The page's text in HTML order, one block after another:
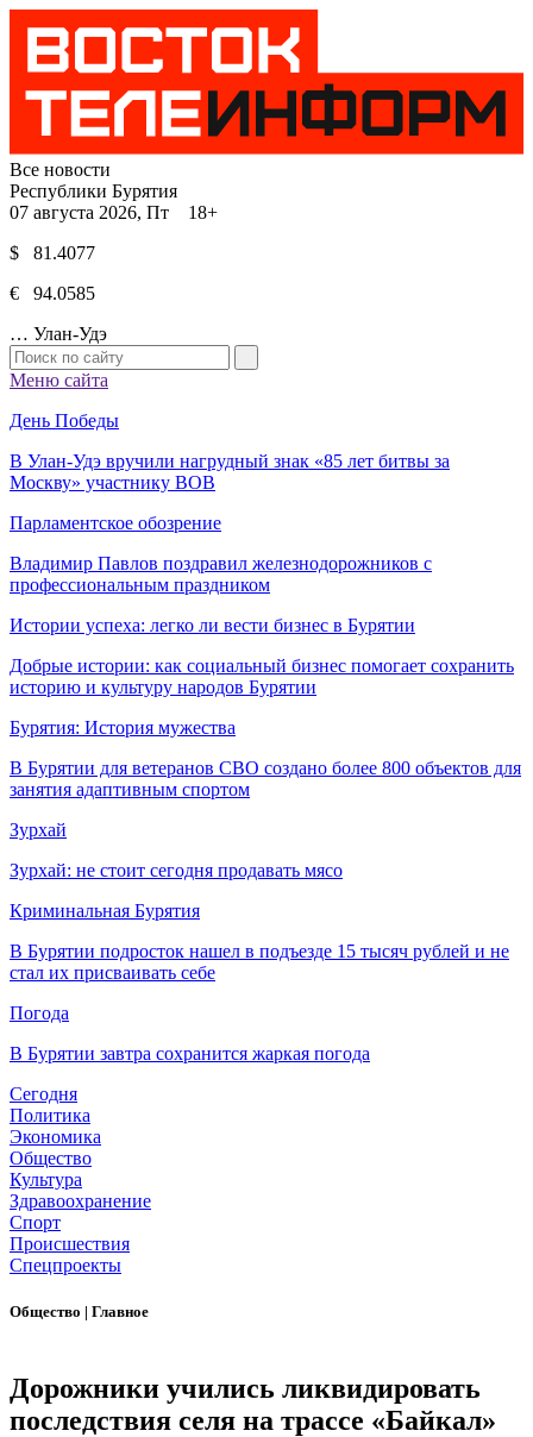
Все новости
Республики Бурятия
07 августа 2026, Пт 18+
$ 81.4077
€ 94.0585
… Улан-Удэ
Меню сайта
День Победы
В Улан-Удэ вручили нагрудный знак «85 лет битвы за
Москву» участнику ВОВ
Парламентское обозрение
Владимир Павлов поздравил железнодорожников с
профессиональным праздником
Истории успеха: легко ли вести бизнес в Бурятии
Добрые истории: как социальный бизнес помогает сохранить
историю и культуру народов Бурятии
Бурятия: История мужества
В Бурятии для ветеранов СВО создано более 800 объектов для
занятия адаптивным спортом
Зурхай
Зурхай: не стоит сегодня продавать мясо
Криминальная Бурятия
В Бурятии подросток нашел в подъезде 15 тысяч рублей и не
стал их присваивать себе
Погода
В Бурятии завтра сохранится жаркая погода
Сегодня
Политика
Экономика
Общество
Культура
Здравоохранение
Спорт
Происшествия
Спецпроекты
Общество | Главное
Дорожники учились ликвидировать
последствия селя на трассе «Байкал»